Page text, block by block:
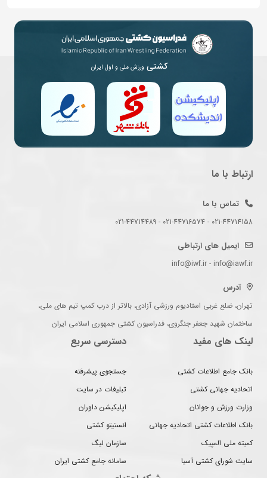
کشتی ورزش ملی و اول ایران
ارتباط با ما
تماس با ما
021-44714158 - 021-44716574 - 021-44714489
ایمیل های ارتباطی
info@iwf.ir - info@iawf.ir
آدرس
تهران، ضلع غربی استادیوم ورزشی آزادی، بالاتر از درب کمپ تیم های ملی،
ساختمان شهید جعفر جنگروی، فدراسیون کشتی جمهوری اسلامی ایران
لینک های مفید
بانک جامع اطلاعات کشتی
اتحادیه جهانی کشتی
وزارت ورزش و جوانان
بانک اطلاعات کشتی اتحادیه جهانی
کمیته ملی المپیک
سایت شورای کشتی آسیا
دسترسی سریع
جستجوی پیشرفته
تبلیغات در سایت
اپلیکیشن داوران
انستیتو کشتی
سازمان لیگ
سامانه جامع کشتی ایران